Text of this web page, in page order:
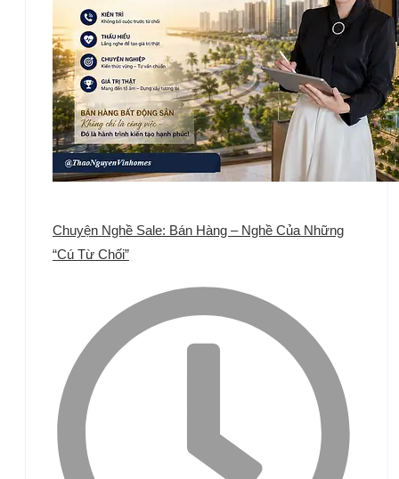
Chuyện Nghề Sale: Bán Hàng – Nghề Của Những
“Cú Từ Chối”